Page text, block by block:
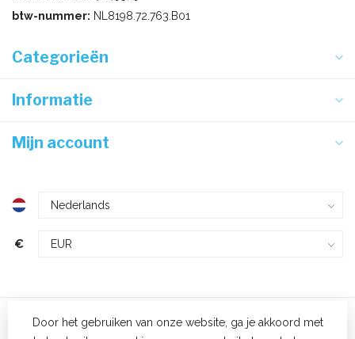
btw-nummer: NL8198.72.763.B01
Categorieën
Informatie
Mijn account
€
Door het gebruiken van onze website, ga je akkoord met